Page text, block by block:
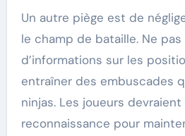
Un autre piège est de
le champ de bataille. Ne
d’informations sur les
entraîner des embuscades
ninjas. Les joueurs
reconnaissance pour